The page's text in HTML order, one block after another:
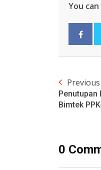
You
Penutupan
Bimtek
0